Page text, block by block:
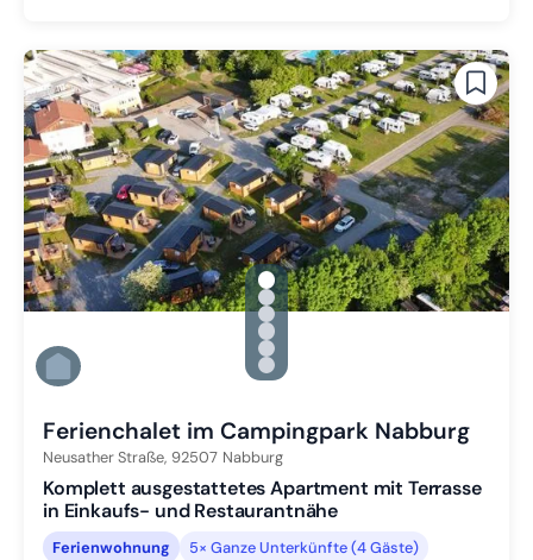
gallery.slide_selector
Zu Slide 1 wechseln
Zu Slide 2 wechseln
Zu Slide 3 wechseln
Zu Slide 4 wechseln
Zu Slide 5 wechseln
Zu Slide 6 wechseln
Ferienchalet im Campingpark Nabburg
Neusather Straße, 92507 Nabburg
Komplett ausgestattetes Apartment mit Terrasse
in Einkaufs- und Restaurantnähe
Ferienwohnung
5× Ganze Unterkünfte (4 Gäste)